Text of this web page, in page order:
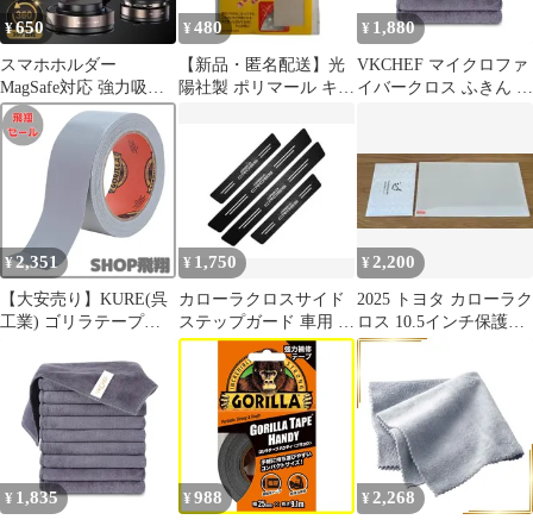
30*30cm】 1
30*30cm】 1
¥650
スマホホルダー
MagSafe対応 強力吸着
車載 360° 調整自由 ブ
ラック
¥ 480
【新品・匿名配送】光
陽社製 ポリマール キズ
¥ 1,880
VKCHEF マイクロファ
イバークロス ふきん 厚
ンタオル 業務用 ぞうき
ん 洗車 雑巾 食器 窓鏡
台拭き 掃除用品【10枚
ダークグレー
30*30cm】 0
¥2,351
【大安売り】KURE(呉
工業) ゴリラテープシ
補修テープ 1775
¥ 1,750
カローラクロスサイド
ステップガード 車用 ド
アガードステッカー 高
級素材 傷隠し
¥2,200
2025 トヨタ カローラク
ロス 10.5インチ保護フ
ィルム
¥ 1,835 ¥ 988 ¥ 2,268